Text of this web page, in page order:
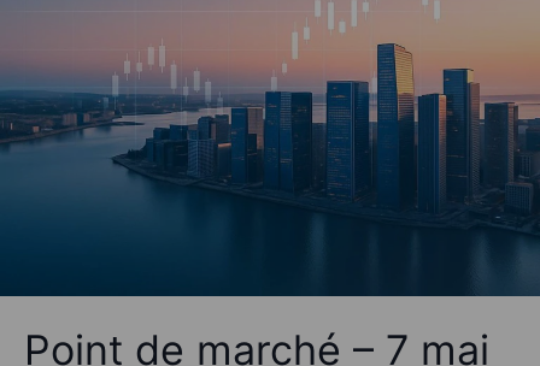
​Point de marché – 7 mai